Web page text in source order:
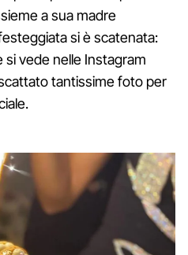
a sua madre
si è scatenata:
si vede nelle Instagram
tantissime foto per